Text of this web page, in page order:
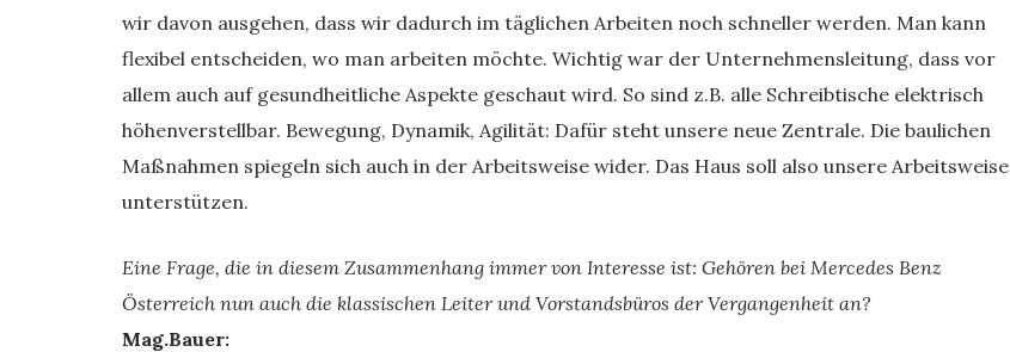
wir davon ausgehen, dass wir dadurch im täglichen Arbeiten noch schneller werden. Man kann
flexibel entscheiden, wo man arbeiten möchte. Wichtig war der Unternehmensleitung, dass vor
allem auch auf gesundheitliche Aspekte geschaut wird. So sind z.B. alle Schreibtische elektrisch
höhenverstellbar. Bewegung, Dynamik, Agilität: Dafür steht unsere neue Zentrale. Die baulichen
Maßnahmen spiegeln sich auch in der Arbeitsweise wider. Das Haus soll also unsere Arbeitsweise
unterstützen.
Eine Frage, die in diesem Zusammenhang immer von Interesse ist: Gehören bei Mercedes Benz
Österreich nun auch die klassischen Leiter und Vorstandsbüros der Vergangenheit an?
Mag.Bauer: